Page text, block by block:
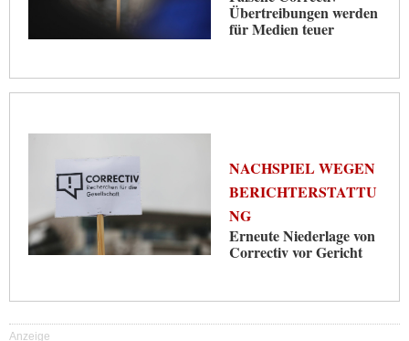
Übertreibungen werden
für Medien teuer
NACHSPIEL WEGEN
BERICHTERSTATTU
NG
Erneute Niederlage von
Correctiv vor Gericht
Anzeige